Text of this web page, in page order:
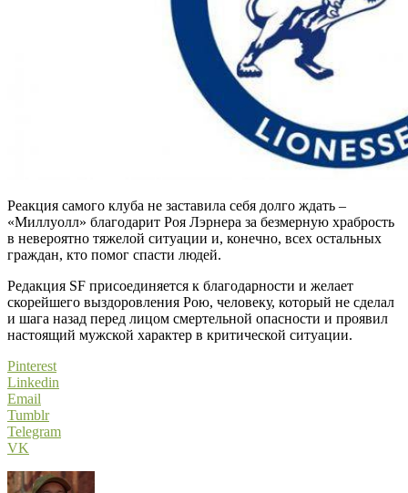
Реакция самого клуба не заставила себя долго ждать –
«Миллуолл» благодарит Роя Лэрнера за безмерную храбрость
в невероятно тяжелой ситуации и, конечно, всех остальных
граждан, кто помог спасти людей.
Редакция SF присоединяется к благодарности и желает
скорейшего выздоровления Рою, человеку, который не сделал
и шага назад перед лицом смертельной опасности и проявил
настоящий мужской характер в критической ситуации.
Pinterest
Linkedin
Email
Tumblr
Telegram
VK